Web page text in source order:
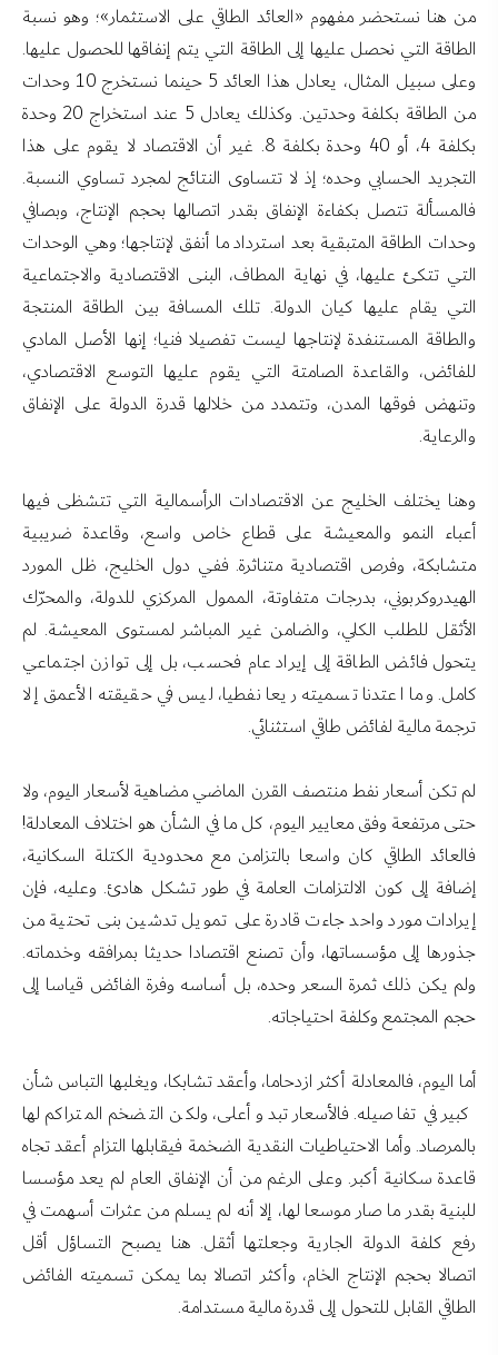
من هنا نستحضر مفهوم «العائد الطاقي على الاستثمار»؛ وهو نسبة
الطاقة التي نحصل عليها إلى الطاقة التي يتم إنفاقها للحصول عليها.
وعلى سبيل المثال، يعادل هذا العائد 5 حينما نستخرج 10 وحدات
من الطاقة بكلفة وحدتين. وكذلك يعادل 5 عند استخراج 20 وحدة
بكلفة 4، أو 40 وحدة بكلفة 8. غير أن الاقتصاد لا يقوم على هذا
التجريد الحسابي وحده؛ إذ لا تتساوى النتائج لمجرد تساوي النسبة.
فالمسألة تتصل بكفاءة الإنفاق بقدر اتصالها بحجم الإنتاج، وبصافي
وحدات الطاقة المتبقية بعد استرداد ما أنفق لإنتاجها؛ وهي الوحدات
التي تتكئ عليها، في نهاية المطاف، البنى الاقتصادية والاجتماعية
التي يقام عليها كيان الدولة. تلك المسافة بين الطاقة المنتجة
والطاقة المستنفدة لإنتاجها ليست تفصيلا فنيا؛ إنها الأصل المادي
للفائض، والقاعدة الصامتة التي يقوم عليها التوسع الاقتصادي،
وتنهض فوقها المدن، وتتمدد من خلالها قدرة الدولة على الإنفاق
والرعاية.
وهنا يختلف الخليج عن الاقتصادات الرأسمالية التي تتشظى فيها
أعباء النمو والمعيشة على قطاع خاص واسع، وقاعدة ضريبية
متشابكة، وفرص اقتصادية متناثرة. ففي دول الخليج، ظل المورد
الهيدروكربوني، بدرجات متفاوتة، الممول المركزي للدولة، والمحرّك
الأثقل للطلب الكلي، والضامن غير المباشر لمستوى المعيشة. لم
يتحول فائض الطاقة إلى إيراد عام فحسب، بل إلى توازن اجتماعي
كامل. وما اعتدنا تسميته ريعا نفطيا، ليس في حقيقته الأعمق إلا
ترجمة مالية لفائض طاقي استثنائي.
لم تكن أسعار نفط منتصف القرن الماضي مضاهية لأسعار اليوم، ولا
حتى مرتفعة وفق معايير اليوم، كل ما في الشأن هو اختلاف المعادلة!
فالعائد الطاقي كان واسعا بالتزامن مع محدودية الكتلة السكانية،
إضافة إلى كون الالتزامات العامة في طور تشكل هادئ. وعليه، فإن
إيرادات مورد واحد جاءت قادرة على تمويل تدشين بنى تحتية من
جذورها إلى مؤسساتها، وأن تصنع اقتصادا حديثا بمرافقه وخدماته.
ولم يكن ذلك ثمرة السعر وحده، بل أساسه وفرة الفائض قياسا إلى
حجم المجتمع وكلفة احتياجاته.
أما اليوم، فالمعادلة أكثر ازدحاما، وأعقد تشابكا، ويغلبها التباس شأن
كبير في تفاصيله. فالأسعار تبدو أعلى، ولكن التضخم المتراكم لها
بالمرصاد. وأما الاحتياطيات النقدية الضخمة فيقابلها التزام أعقد تجاه
قاعدة سكانية أكبر. وعلى الرغم من أن الإنفاق العام لم يعد مؤسسا
للبنية بقدر ما صار موسعا لها، إلا أنه لم يسلم من عثرات أسهمت في
رفع كلفة الدولة الجارية وجعلتها أثقل. هنا يصبح التساؤل أقل
اتصالا بحجم الإنتاج الخام، وأكثر اتصالا بما يمكن تسميته الفائض
الطاقي القابل للتحول إلى قدرة مالية مستدامة.